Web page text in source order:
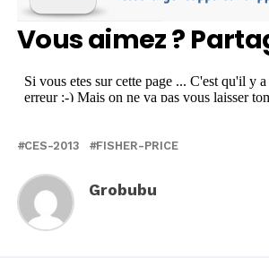
Vous aimez ?
CES-2013 FISHER-PRICE
Grobubu